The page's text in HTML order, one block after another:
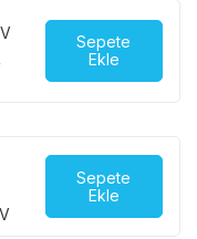
Sepete
Ekle
Sepete
Ekle